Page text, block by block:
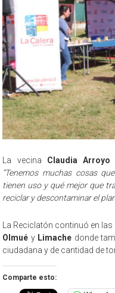
La vecina Claudia Arroyo
“Tenemos muchas cosas
tienen uso y qué mejor que
reciclar y descontaminar el
La Reciclatón continuó en
Olmué y Limache donde
ciudadana y de cantidad de
Comparte esto: